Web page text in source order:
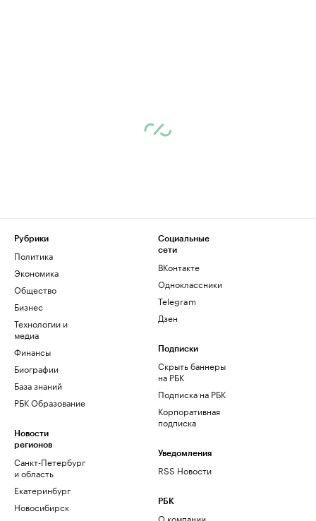
Рубрики
Политика
Экономика
Общество
Бизнес
Технологии и
медиа
Финансы
Биографии
База знаний
РБК Образование
Новости
регионов
Санкт-Петербург
и область
Екатеринбург
Новосибирск
Социальные
сети
ВКонтакте
Одноклассники
Telegram
Дзен
Подписки
Скрыть баннеры
на РБК
Подписка на РБК
Корпоративная
подписка
Уведомления
RSS Новости
РБК
О компании